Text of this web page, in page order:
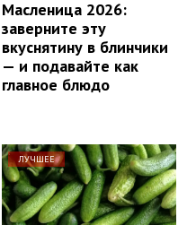
Масленица 2026:
заверните эту
вкуснятину в блинчики
— и подавайте как
главное блюдо
ЛУЧШЕЕ